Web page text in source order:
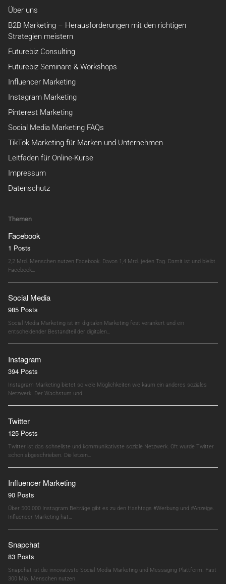
Über uns
B2B Marketing – Herausforderungen mit den richtigen
Strategien meistern
Futurebiz Consulting
Futurebiz Seminare & Workshops
Influencer Marketing
Instagram Marketing
Pinterest Marketing
Social Media Marketing FAQs
TikTok Marketing für Marken und Unternehmen
Leitfaden für Online-Kurse
Impressum
Datenschutz
Themen
Facebook
1 Posts
2,2 Mrd. Menschen nutzen Facebook. Davon 1,4 Mrd. jeden Tag. Damit ist und bleibt
Facebook…
Social Media
985 Posts
Social Media Marketing ist im digitalen Marketing fest verankert und ein
entscheidender Bestandteil der digitalen…
Instagram
394 Posts
Instagram Marketing bietet so viele Möglichkeiten wie kaum ein anderes soziales
Netzwerk. Der Wachstum und…
Twitter
125 Posts
Twitter ist das schnellste und kommunikativste soziale Netzwerk. Oft wurde Twitter
schon abgeschrieben. Die letzen…
Influencer Marketing
90 Posts
Über 500.000 Instagram Beiträge gibt es zu den Hashtags #Werbung und #Anzeige.
Influencer Marketing hat…
Snapchat
83 Posts
Snapchat ist die innovativste Social Media Marketing und Messaging Plattform. Fast
300 Mio. Menschen nutzen…